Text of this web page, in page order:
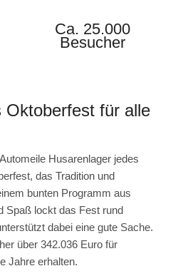
Ca. 25.000
Besucher
Oktoberfest für alle
Automeile Husarenlager jedes
das Tradition und
bunten Programm aus
Spaß lockt das Fest rund
dabei eine gute Sache.
über 342.036 Euro für
Jahre erhalten.